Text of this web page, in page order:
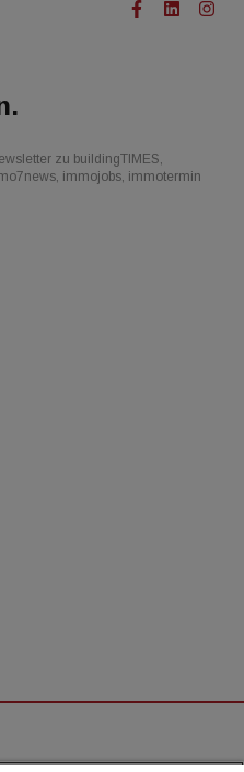
zu buildingTIMES,
immojobs, immotermin